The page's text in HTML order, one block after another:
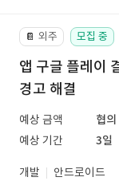
📔 외주 모집 중
앱 구글 플레이
경고 해결
예상 금액
협
예상 기간
3일
개발
안드로이드